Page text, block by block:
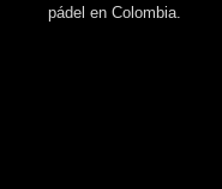
pádel en Colombia.